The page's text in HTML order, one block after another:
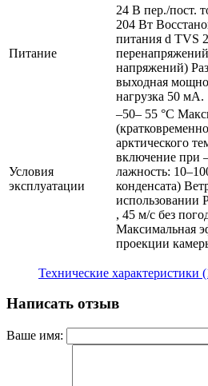
Питание
24 В пер./пост.
204 Вт
питания d TVS
напряжений)
выходная
нагрузка 50 мA.
Условия
эксплуатации
–50– 55 °C
арктического
включение при
лажность:
конденсата)
использовании
, 45 м/с без
Максимальная
проекции
Технические характеристики
Написать отзыв
Ваше имя: